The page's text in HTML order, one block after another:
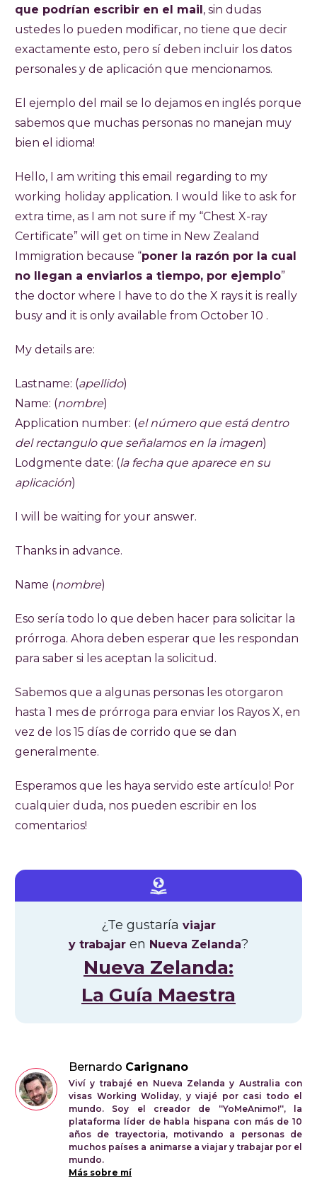
que podrían escribir en el mail, sin dudas
ustedes lo pueden modificar, no tiene que decir
exactamente esto, pero sí deben incluir los datos
personales y de aplicación que mencionamos.
El ejemplo del mail se lo dejamos en inglés porque
sabemos que muchas personas no manejan muy
bien el idioma!
Hello, I am writing this email regarding to my
working holiday application. I would like to ask for
extra time, as I am not sure if my “Chest X-ray
Certificate” will get on time in New Zealand
Immigration because “poner la razón por la cual
no llegan a enviarlos a tiempo, por ejemplo”
the doctor where I have to do the X rays it is really
busy and it is only available from October 10 .
My details are:
Lastname: (apellido)
Name: (nombre)
Application number: (el número que está dentro
del rectangulo que señalamos en la imagen)
Lodgmente date: (la fecha que aparece en su
aplicación)
I will be waiting for your answer.
Thanks in advance.
Name (nombre)
Eso sería todo lo que deben hacer para solicitar la
prórroga. Ahora deben esperar que les respondan
para saber si les aceptan la solicitud.
Sabemos que a algunas personas les otorgaron
hasta 1 mes de prórroga para enviar los Rayos X, en
vez de los 15 días de corrido que se dan
generalmente.
Esperamos que les haya servido este artículo! Por
cualquier duda, nos pueden escribir en los
comentarios!
¿Te gustaría viajar
y trabajar en Nueva Zelanda?
Nueva Zelanda:
La Guía Maestra
Bernardo Carignano
Viví y trabajé en Nueva Zelanda y Australia con
visas Working Woliday, y viajé por casi todo el
mundo. Soy el creador de “YoMeAnimo!“, la
plataforma líder de habla hispana con más de 10
años de trayectoria, motivando a personas de
muchos países a animarse a viajar y trabajar por el
mundo.
Más sobre mí